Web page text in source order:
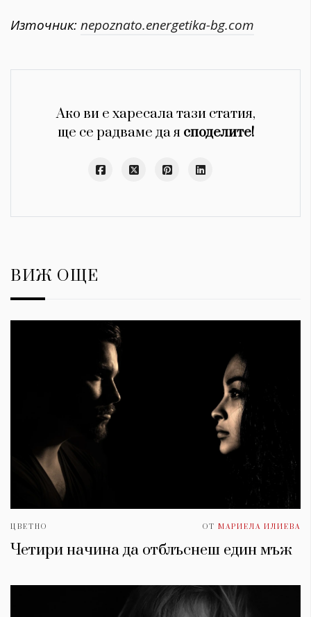
Източник: nepoznato.energetika-bg.com
Ако ви е харесала тази статия,
ще се радваме да я споделите!
ВИЖ ОЩЕ
ЦВЕТНО ОТ МАРИЕЛА ИЛИЕВА
Четири начина да отблъснеш един мъж